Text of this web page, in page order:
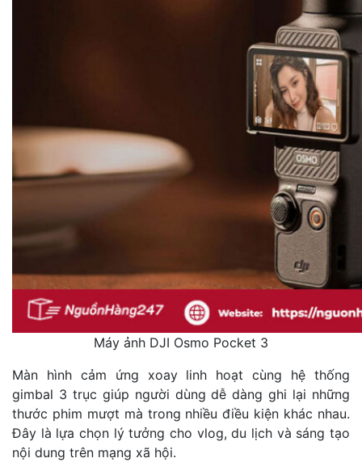
Máy ảnh DJI Osmo Pocket 3
Màn hình cảm ứng xoay linh hoạt cùng hệ thống
gimbal 3 trục giúp người dùng dễ dàng ghi lại những
thước phim mượt mà trong nhiều điều kiện khác nhau.
Đây là lựa chọn lý tưởng cho vlog, du lịch và sáng tạo
nội dung trên mạng xã hội.